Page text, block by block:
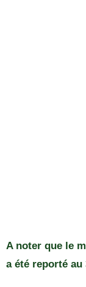
A noter que le
a été reporté au